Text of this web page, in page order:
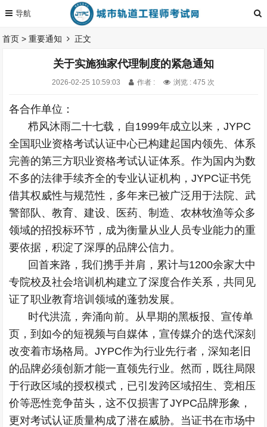
首页 >重要通知 正文
关于实施独家代理制度的紧急通知
2026-02-25 10:59:03 作者 : 浏览 : 475 次
各合作单位：
栉风沐雨二十七载，自1999年成立以来，JYPC
全国职业资格考试认证中心已构建起国内领先、体系
完善的第三方职业资格考试认证体系。作为国内为数
不多的法律手续齐全的专业认证机构，JYPC证书凭
借其权威性与规范性，多年来已被广泛用于法院、武
警部队、教育、建设、医药、制造、农林牧渔等众多
领域的招投标环节，成为衡量从业人员专业能力的重
要依据，积淀了深厚的品牌公信力。
回首来路，我们携手并肩，累计与1200余家大中
专院校及社会培训机构建立了深度合作关系，共同见
证了职业教育培训领域的蓬勃发展。
时代洪流，奔涌向前。从早期的黑板报、宣传单
页，到如今的短视频与自媒体，宣传媒介的迭代深刻
改变着市场格局。JYPC作为行业先行者，深知老旧
的品牌必须创新才能一直领先行业。然而，既往局限
于行政区域的授权模式，已引发跨区域招生、竞相压
价等恶性竞争苗头，这不仅损害了JYPC品牌形象，
更对考试认证质量构成了潜在威胁。当证书在市场中